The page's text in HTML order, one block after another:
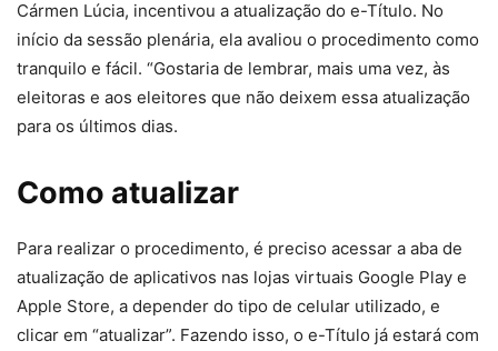
Cármen Lúcia, incentivou a atualização do e-Título. No
início da sessão plenária, ela avaliou o procedimento como
tranquilo e fácil. “Gostaria de lembrar, mais uma vez, às
eleitoras e aos eleitores que não deixem essa atualização
para os últimos dias.
Como atualizar
Para realizar o procedimento, é preciso acessar a aba de
atualização de aplicativos nas lojas virtuais Google Play e
Apple Store, a depender do tipo de celular utilizado, e
clicar em “atualizar”. Fazendo isso, o e-Título já estará com